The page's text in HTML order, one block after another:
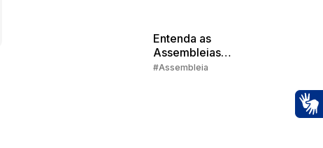
Entenda as
Assembleias
do Consórcio
#Assembleia